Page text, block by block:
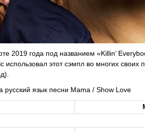
2019 года под названием «Killin’
этот сэмпл во многих
русский язык песни Mama / Show Love